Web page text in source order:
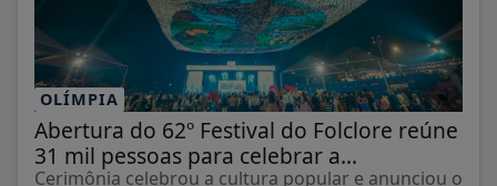
OLÍMPIA
Abertura do 62º Festival do Folclore reúne
31 mil pessoas para celebrar a...
Cerimônia celebrou a cultura popular e anunciou o